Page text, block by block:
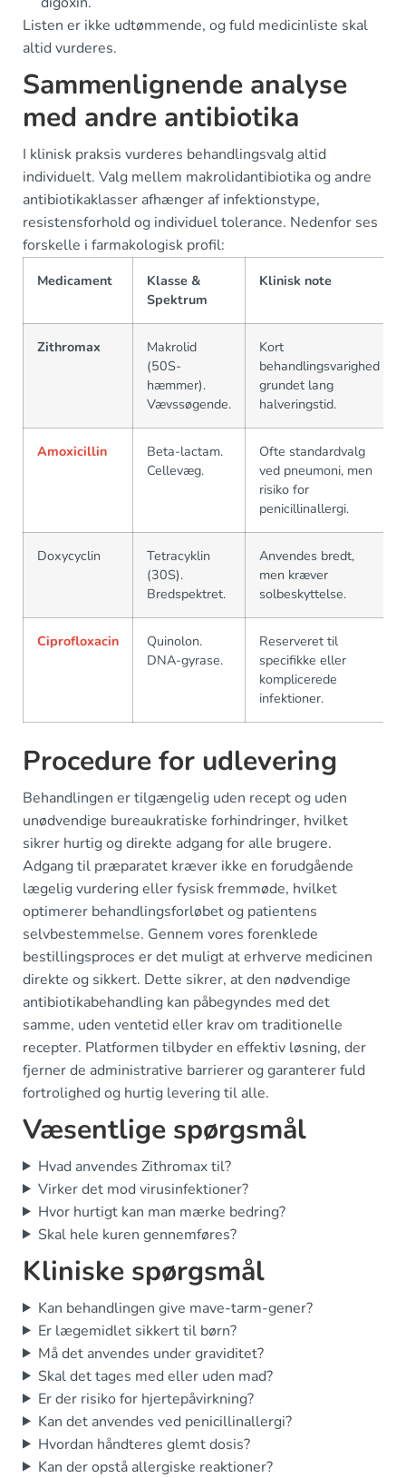
Listen er ikke udtømmende, og fuld medicinliste skal
altid vurderes.
Sammenlignende analyse
med andre antibiotika
I klinisk praksis vurderes behandlingsvalg altid
individuelt. Valg mellem makrolidantibiotika og andre
antibiotikaklasser afhænger af infektionstype,
resistensforhold og individuel tolerance. Nedenfor ses
forskelle i farmakologisk profil:
Medicament
Klasse &
Spektrum
Klinisk note
Zithromax
Makrolid
(50S-
hæmmer).
Vævssøgende.
Kort
behandlingsvarighed
grundet lang
halveringstid.
Amoxicillin
Beta-lactam.
Cellevæg.
Ofte standardvalg
ved pneumoni, men
risiko for
penicillinallergi.
Doxycyclin
Tetracyklin
(30S).
Bredspektret.
Anvendes bredt,
men kræver
solbeskyttelse.
Ciprofloxacin
Quinolon.
DNA-gyrase.
Reserveret til
specifikke eller
komplicerede
infektioner.
Procedure for udlevering
Behandlingen er tilgængelig uden recept og uden
unødvendige bureaukratiske forhindringer, hvilket
sikrer hurtig og direkte adgang for alle brugere.
Adgang til præparatet kræver ikke en forudgående
lægelig vurdering eller fysisk fremmøde, hvilket
optimerer behandlingsforløbet og patientens
selvbestemmelse. Gennem vores forenklede
bestillingsproces er det muligt at erhverve medicinen
direkte og sikkert. Dette sikrer, at den nødvendige
antibiotikabehandling kan påbegyndes med det
samme, uden ventetid eller krav om traditionelle
recepter. Platformen tilbyder en effektiv løsning, der
fjerner de administrative barrierer og garanterer fuld
fortrolighed og hurtig levering til alle.
Væsentlige spørgsmål
Hvad anvendes Zithromax til?
Virker det mod virusinfektioner?
Hvor hurtigt kan man mærke bedring?
Skal hele kuren gennemføres?
Kliniske spørgsmål
Kan behandlingen give mave-tarm-gener?
Er lægemidlet sikkert til børn?
Må det anvendes under graviditet?
Skal det tages med eller uden mad?
Er der risiko for hjertepåvirkning?
Kan det anvendes ved penicillinallergi?
Hvordan håndteres glemt dosis?
Kan der opstå allergiske reaktioner?